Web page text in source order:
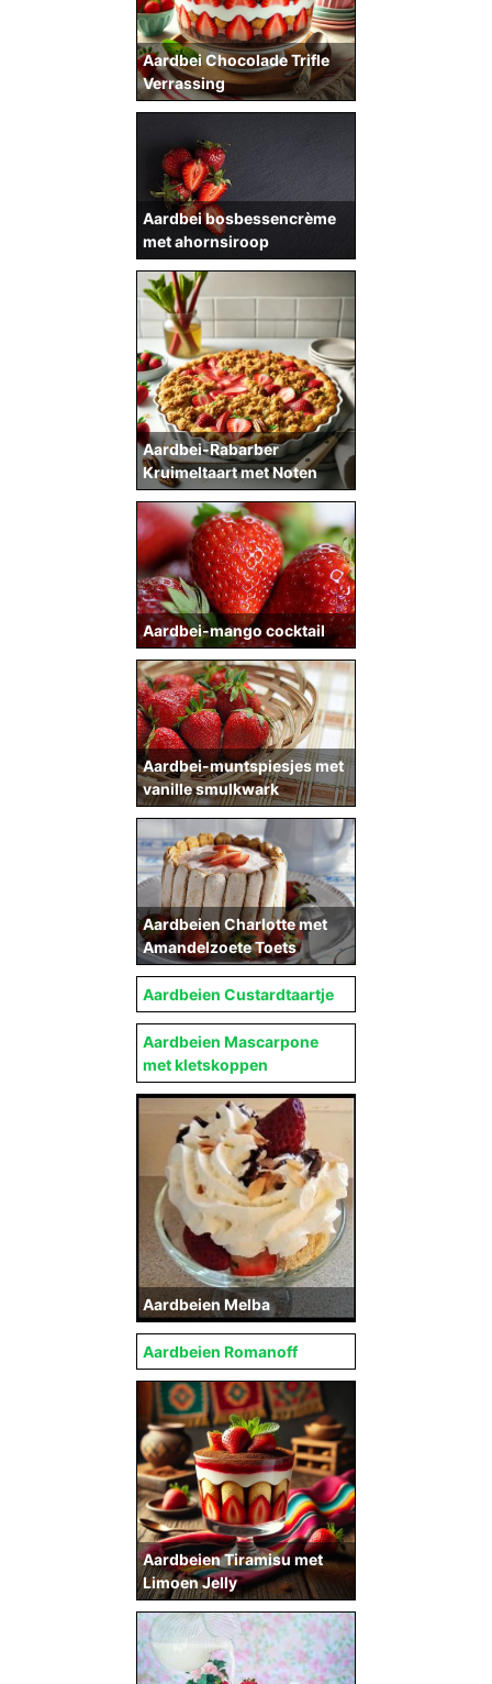
Aardbei bosbessencrème
met ahornsiroop
Aardbei Chocolade Trifle
Verrassing
Aardbei-mango cocktail
Aardbei-muntspiesjes met
vanille smulkwark
Aardbei-Rabarber
Kruimeltaart met Noten
Aardbeien Charlotte met
Amandelzoete Toets
Aardbeien Custardtaartje
Aardbeien Mascarpone
met kletskoppen
Aardbeien Melba
Aardbeien Romanoff
Aardbeien Tiramisu met
Limoen Jelly